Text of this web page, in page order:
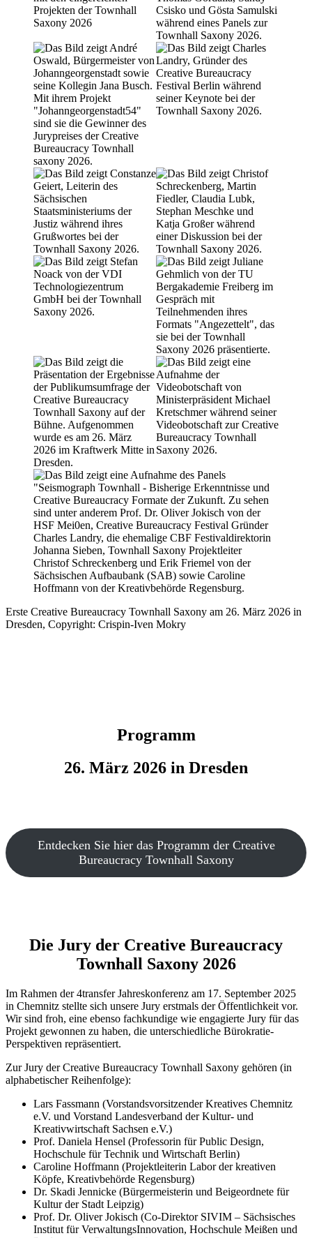
Erste Creative Bureaucracy Townhall Saxony am 26. März 2026 in
Dresden, Copyright: Crispin-Iven Mokry
Programm
26. März 2026 in Dresden
Entdecken Sie hier das Programm der Creative
Bureaucracy Townhall Saxony
Die Jury der Creative Bureaucracy
Townhall Saxony 2026
Im Rahmen der 4transfer Jahreskonferenz am 17. September 2025
in Chemnitz stellte sich unsere Jury erstmals der Öffentlichkeit vor.
Wir sind froh, eine ebenso fachkundige wie engagierte Jury für das
Projekt gewonnen zu haben, die unterschiedliche Bürokratie-
Perspektiven repräsentiert.
Zur Jury der Creative Bureaucracy Townhall Saxony gehören (in
alphabetischer Reihenfolge):
Lars Fassmann (Vorstandsvorsitzender Kreatives Chemnitz
e.V. und Vorstand Landesverband der Kultur- und
Kreativwirtschaft Sachsen e.V.)
Prof. Daniela Hensel (Professorin für Public Design,
Hochschule für Technik und Wirtschaft Berlin)
Caroline Hoffmann (Projektleiterin Labor der kreativen
Köpfe, Kreativbehörde Regensburg)
Dr. Skadi Jennicke (Bürgermeisterin und Beigeordnete für
Kultur der Stadt Leipzig)
Prof. Dr. Oliver Jokisch (Co-Direktor SIVIM – Sächsisches
Institut für VerwaltungsInnovation, Hochschule Meißen und